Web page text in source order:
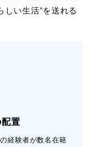
しい生活”を送れる
置
経験者が数名在籍